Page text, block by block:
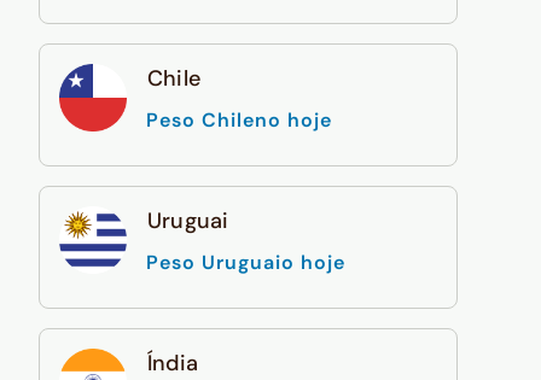
Chile
Peso Chileno hoje
Uruguai
Peso Uruguaio hoje
Índia